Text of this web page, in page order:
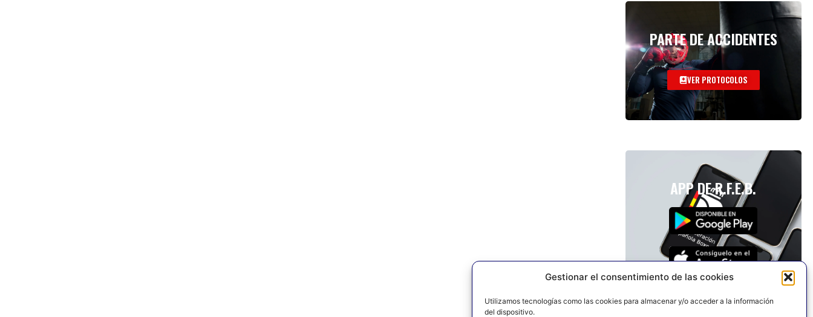
Gestionar el consentimiento de las cookies
Utilizamos tecnologías como las cookies para almacenar y/o acceder a la información
del dispositivo.
PARTE DE ACCIDENTES
VER PROTOCOLOS
APP DE R.F.E.B.